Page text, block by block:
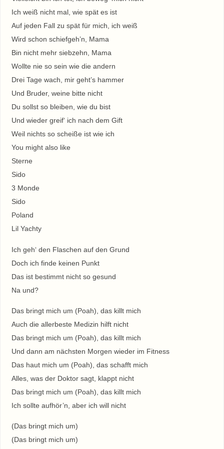
Ich weiß nicht mal, wie spät es ist
Auf jeden Fall zu spät für mich, ich weiß
Wird schon schiefgeh’n, Mama
Bin nicht mehr siebzehn, Mama
Wollte nie so sein wie die andern
Drei Tage wach, mir geht’s hammer
Und Bruder, weine bitte nicht
Du sollst so bleiben, wie du bist
Und wieder greif‘ ich nach dem Gift
Weil nichts so scheiße ist wie ich
You might also like
Sterne
Sido
3 Monde
Sido
Poland
Lil Yachty
Ich geh‘ den Flaschen auf den Grund
Doch ich finde keinen Punkt
Das ist bestimmt nicht so gesund
Na und?
Das bringt mich um (Poah), das killt mich
Auch die allerbeste Medizin hilft nicht
Das bringt mich um (Poah), das killt mich
Und dann am nächsten Morgen wieder im Fitness
Das haut mich um (Poah), das schafft mich
Alles, was der Doktor sagt, klappt nicht
Das bringt mich um (Poah), das killt mich
Ich sollte aufhör’n, aber ich will nicht
(Das bringt mich um)
(Das bringt mich um)